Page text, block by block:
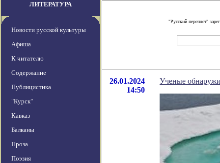
ЛИТЕРАТУРА
Новости русской культуры
Афиша
К читателю
Содержание
Публицистика
"Курск"
Кавказ
Балканы
Проза
Поэзия
"Русский переплет"
26.01.2024
14:50
Ученые